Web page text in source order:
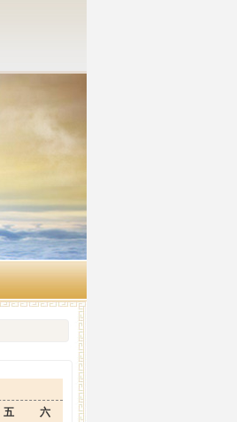
五 六